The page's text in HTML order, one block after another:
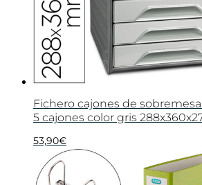
Fichero cajones de
5 cajones color gris
53,90€